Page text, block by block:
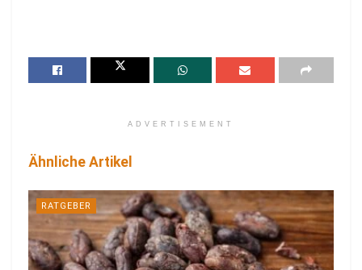
ADVERTISEMENT
Ähnliche Artikel
RATGEBER